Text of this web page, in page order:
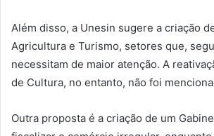
Além disso, a Unesin sugere a criação
Agricultura e Turismo, setores que,
necessitam de maior atenção. A
de Cultura, no entanto, não foi
Outra proposta é a criação de um